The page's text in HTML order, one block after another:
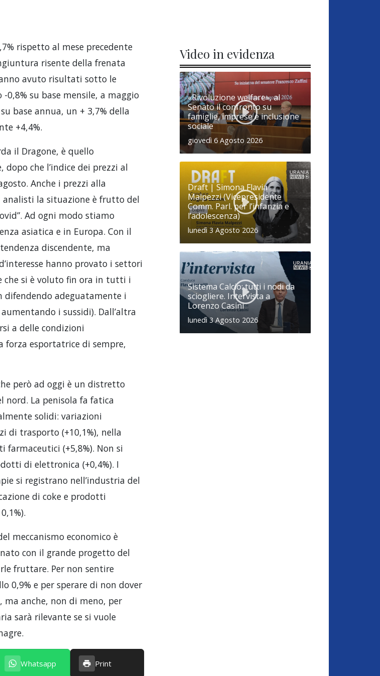
rispetto al mese precedente
risente della frenata
avuto risultati sotto le
su base mensile, a maggio
base annua, un + 3,7% della
+4,4%.
il Dragone, è quello
che l’indice dei prezzi al
Anche i prezzi alla
analisti la situazione è frutto del
Ad ogni modo stiamo
asiatica e in Europa. Con il
discendente, ma
hanno provato i settori
che si è voluto fin ora in tutti i
difendendo adeguatamente i
i sussidi). Dall’altra
a delle condizioni
forza esportatrice di sempre,
però ad oggi è un distretto
nord. La penisola fa fatica
solidi: variazioni
di trasporto (+10,1%), nella
(+5,8%). Non si
di elettronica (+0,4%). I
si registrano nell’industria del
di coke e prodotti
meccanismo economico è
con il grande progetto del
fruttare. Per non sentire
0,9% e per sperare di non dover
anche, non di meno, per
sarà rilevante se si vuole
Whatsapp Print
Video in evidenza
«Rivoluzione welfare», al
Senato il confronto su
famiglie, imprese e inclusione
sociale
giovedì 6 Agosto 2026
Draft | Simona Flavia
Malpezzi (Vicepresidente
Comm. Parl. per l’infanzia e
l’adolescenza)
lunedì 3 Agosto 2026
Sistema Calcio: tutti i nodi da
sciogliere. Intervista a
Lorenzo Casini
lunedì 3 Agosto 2026